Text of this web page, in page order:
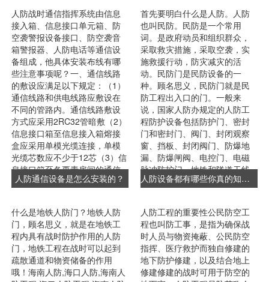
边缘都有着一圈密封胶条这种
密封胶条可以达到密封，密
闭，防尘，防雨，耐老化的作
用，尤其是遇到洪水还有火灾
这种人防门就达到了它本质的
作用。人防门的普通单、双扇
防护密闭门和密......
范，包括现行的《人防工程施
工及验收规范》、《人防工程
质量检验评定标标准》等。4、
合同文件，包括施工承包的工
作内容和应达到的标准。二、
竣工验收条件人防工程竣工验
收、交付使用，应满足以下......
人防战时通信指挥系统由信息
接入箱、信息接口单元箱、防
空袭警报设备接口、防空袭音
箱警报器、人防电话等通信设
备组成，他具体安装布线有哪
些注意事项呢？一、通信线路
的敷设应满足以下规定：（1）
通信线路和供电线路应敷设在
不同的管路内。通信线路敷设
方式应采用2RC32管暗敷（2）
信息接口箱至信息接入箱熔接
盒应采用单模光缆连接，单模
光缆芯数应不少于12芯（3）信
息接口箱至各要素房间的通信
线路长度＜100m时，可采用超
度≥100m时，应采用单模光
缆。（4）防护单元间的通信线
路应使用单模光缆，单模光缆
芯数不少于12芯。针对布线，
有些项目上也会有不同的方
法，具体的还是得看设计图纸
跟甲方的......
人防通信设备是怎么安装的？
首先要明白什么是人防。人防
也叫民防。民防是一个常用
词。是政府动员和组织群众，
采取救灾措施，采取空袭，实
施救援行动，防灾减灾的活
动。民防门是民防设备的一
种。顾名思义，民防门就是民
防工程出入口的门。一般来
说，国家人防办规定的人防工
程防护设备包括防护门、密封
门和密封门、阀门、封闭观察
窗、挡板、封闭阀门、防爆地
漏、防爆闸阀、电控门、电磁
脉冲防护门、地铁和隧道干线
的密封门。值得一提的是，人
有地区都是必要的。不同地区
的人防办对人防设备的标准是
不一样的。具体来说，有以下
几点:1.钢筋混凝土防护设备:门
扇采用钢筋混凝土单门或双
门、活动门槛防护门、密封
门、密封门。2.钢结构手动防护
人防设备都有哪些你真的知道吗？
什么是地铁人防门？地铁人防
门，顾名思义，就是在地铁工
程内具有战时防护作用的人防
门，地铁工程在战时可以起到
疏散通道和物资储备的作用
哦！海南人防,海口人防,海南人
人防工程的重要性公民防空工
程也叫防工事，是指为确保战
时人员与物资掩蔽、公民防空
指挥、医疗救护而独自修建的
地下防护修建，以及结合地上
修建修建的战时可用于防空的